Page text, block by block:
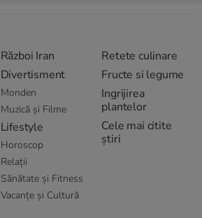
Război Iran
Divertisment
Monden
Muzică și Filme
Lifestyle
Horoscop
Relații
Sănătate și Fitness
Vacanțe și Cultură
Retete culinare
Fructe si legume
Ingrijirea
plantelor
Cele mai citite
știri